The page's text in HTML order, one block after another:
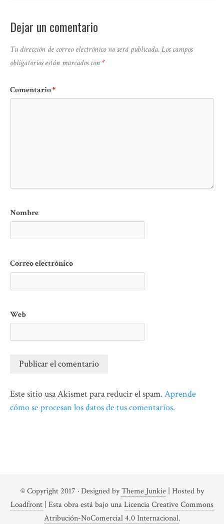
Dejar un comentario
Tu dirección de correo electrónico no será publicada. Los campos
obligatorios están marcados con*
Comentario*
Nombre
Correo electrónico
Web
Este sitio usa Akismet para reducir el spam. Aprende
cómo se procesan los datos de tus comentarios.
© Copyright 2017 · Designed byTheme Junkie| Hosted by
Loadfront | Esta obra está bajo unaLicencia Creative Commons
Atribución-NoComercial 4.0 Internacional.